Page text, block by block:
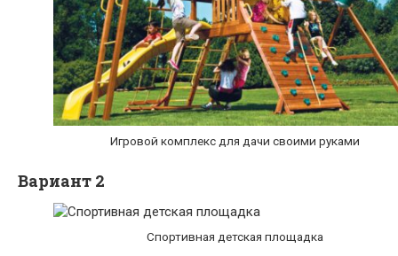
Игровой комплекс для дачи своими руками
Вариант 2
Спортивная детская площадка